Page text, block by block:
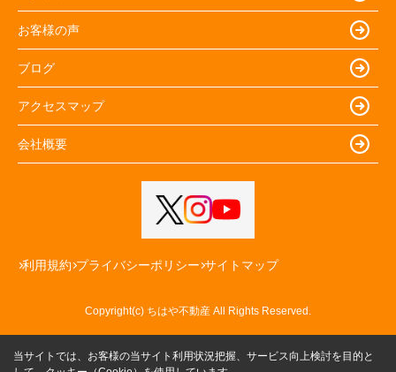
お客様の声
ブログ
アクセスマップ
会社概要
利用規約 プライバシーポリシー サイトマップ
Copyright(c) ちはや不動産 All Rights Reserved.
当サイトでは、お客様の当サイト利用状況把握、サービス向上検討を目的と